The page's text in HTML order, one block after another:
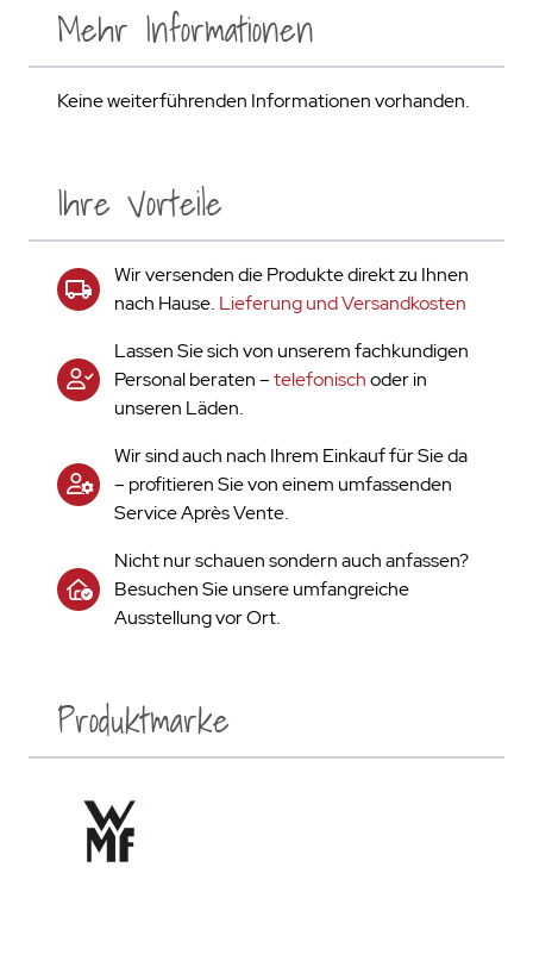
Ihre Vorteile
Wir versenden die Produkte direkt zu Ihnen
nach Hause. Lieferung und Versandkosten
Lassen Sie sich von unserem fachkundigen
Personal beraten –telefonischoder in
unseren Läden.
Wir sind auch nach Ihrem Einkauf für Sie da
– profitieren Sie von einem umfassenden
Service Après Vente.
Nicht nur schauen sondern auch anfassen?
Besuchen Sie unsere umfangreiche
Ausstellung vor Ort.
Mehr Informationen
Keine weiterführenden Informationen vorhanden.
Produktmarke